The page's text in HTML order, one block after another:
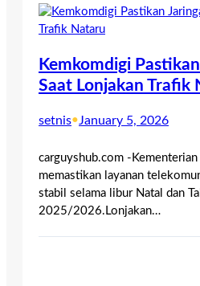
Kemkomdigi
Saat Lonjakan Trafik
setnis•January 5, 2026
carguyshub.com -
memastikan layanan
stabil selama libur Natal dan
2025/2026.Lonjakan…